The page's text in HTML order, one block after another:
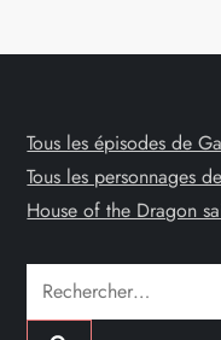
Tous les épisodes de
Tous les personnages
House of the Dragon
Rechercher :